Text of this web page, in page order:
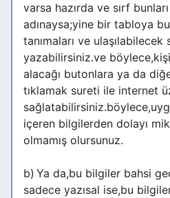
varsa hazırda ve sırf
adınaysa;yine bir tabloya
tanımaları ve ulaşılabilecek
yazabilirsiniz.ve
alacağı butonlara ya da
tıklamak sureti ile internet
içeren bilgilerden dolayı
olmamış olursunuz.
b) Ya da,bu bilgiler bahsi
sadece yazısal ise,bu